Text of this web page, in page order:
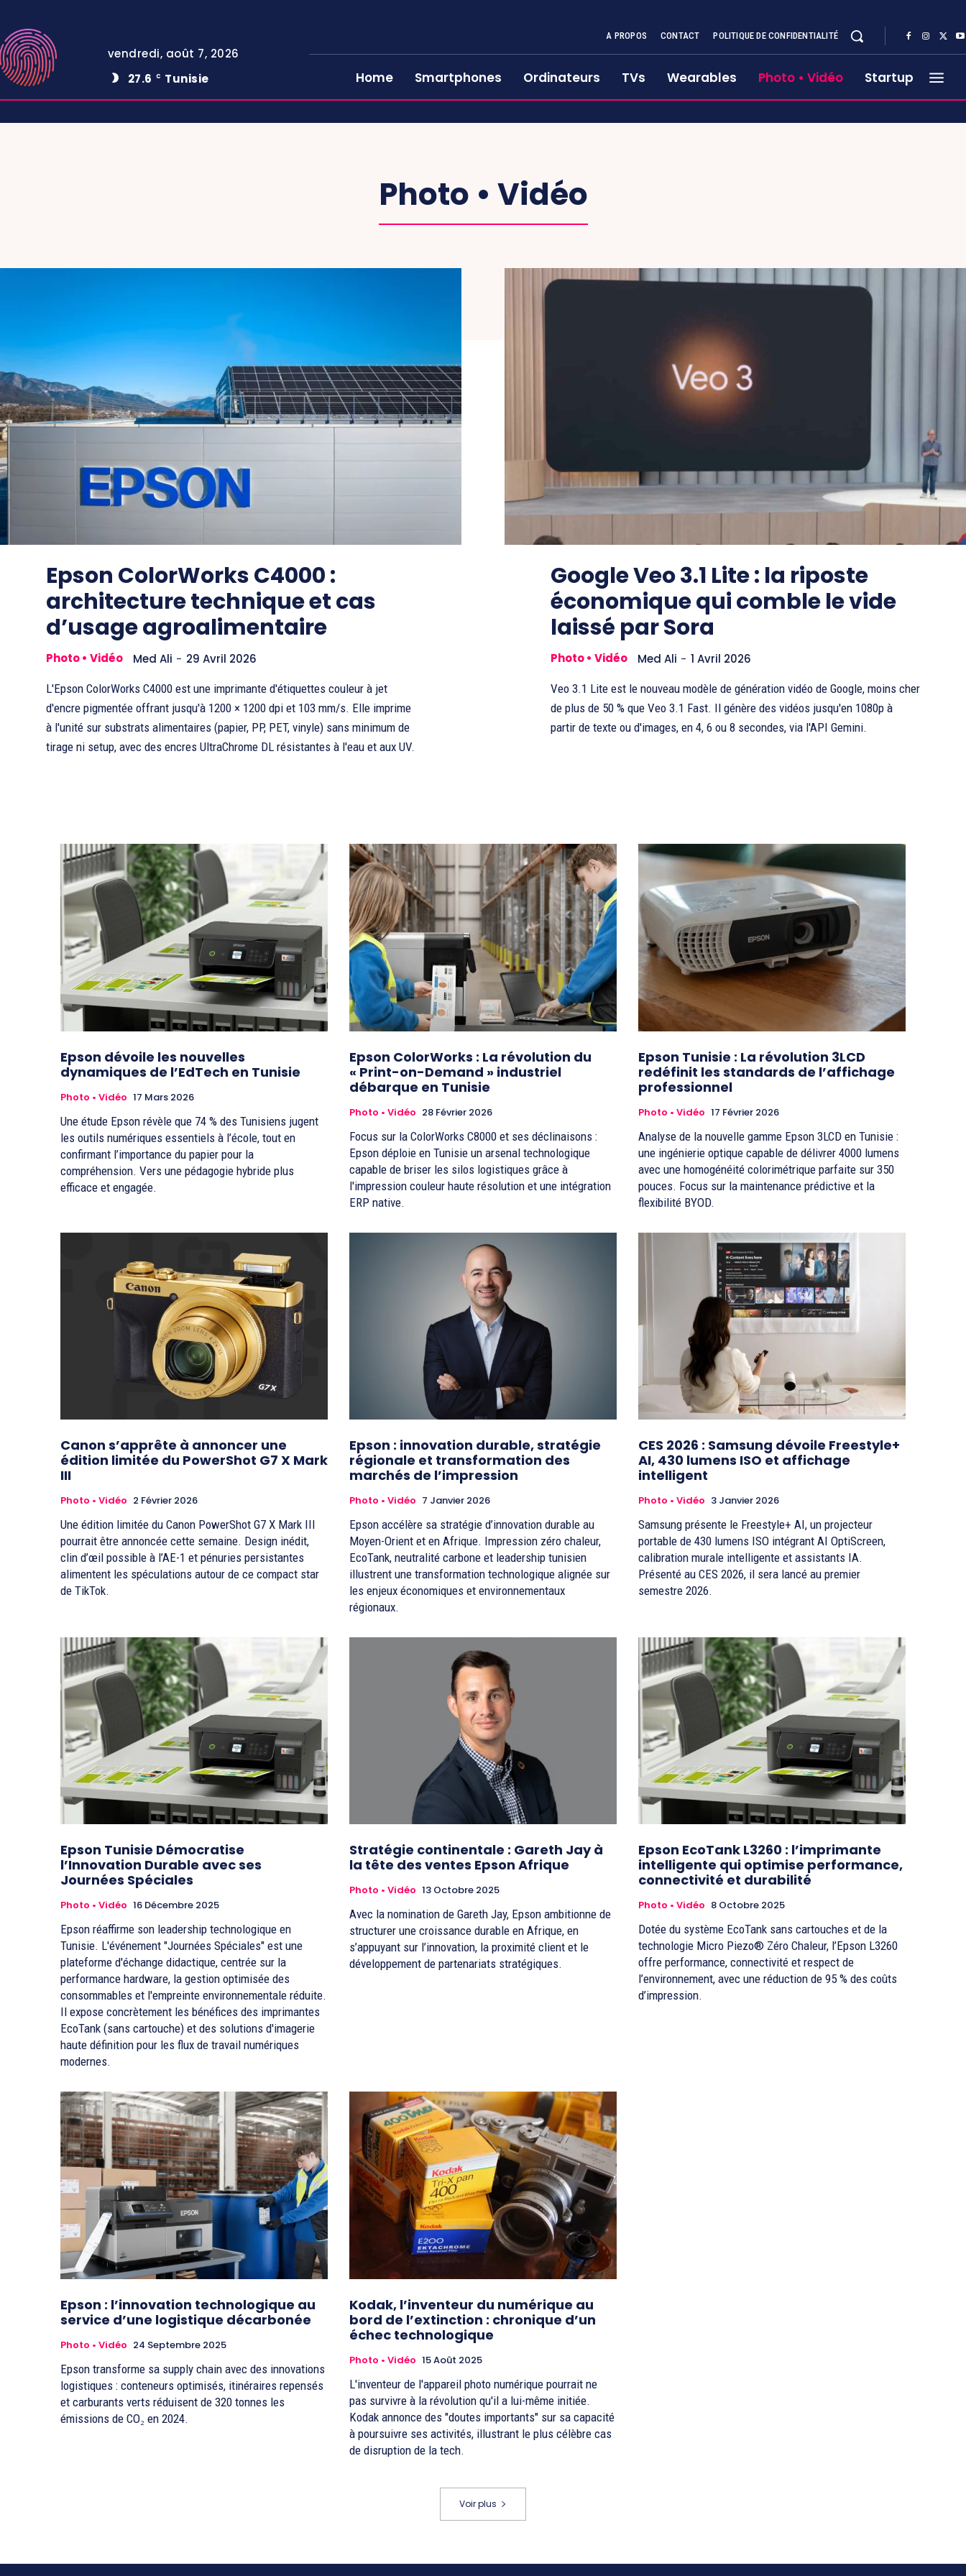
vendredi, août 7, 2026
27.6
C Tunisie
A PROPOS CONTACT POLITIQUE DE CONFIDENTIALITÉ
Home Smartphones Ordinateurs TVs Wearables Photo • Vidéo Startup
Photo • Vidéo
Epson ColorWorks C4000 :
architecture technique et cas
d’usage agroalimentaire
Photo • Vidéo Med Ali - 29 Avril 2026
L'Epson ColorWorks C4000 est une imprimante d'étiquettes couleur à jet
d'encre pigmentée offrant jusqu'à 1200 × 1200 dpi et 103 mm/s. Elle imprime
à l'unité sur substrats alimentaires (papier, PP, PET, vinyle) sans minimum de
tirage ni setup, avec des encres UltraChrome DL résistantes à l'eau et aux UV.
Google Veo 3.1 Lite : la riposte
économique qui comble le vide
laissé par Sora
Photo • Vidéo Med Ali - 1 Avril 2026
Veo 3.1 Lite est le nouveau modèle de génération vidéo de Google, moins cher
de plus de 50 % que Veo 3.1 Fast. Il génère des vidéos jusqu'en 1080p à
partir de texte ou d'images, en 4, 6 ou 8 secondes, via l'API Gemini.
Epson dévoile les nouvelles
dynamiques de l’EdTech en Tunisie
Photo • Vidéo 17 Mars 2026
Une étude Epson révèle que 74 % des Tunisiens jugent
les outils numériques essentiels à l’école, tout en
confirmant l’importance du papier pour la
compréhension. Vers une pédagogie hybride plus
efficace et engagée.
Epson ColorWorks : La révolution du
« Print-on-Demand » industriel
débarque en Tunisie
Photo • Vidéo 28 Février 2026
Focus sur la ColorWorks C8000 et ses déclinaisons :
Epson déploie en Tunisie un arsenal technologique
capable de briser les silos logistiques grâce à
l'impression couleur haute résolution et une intégration
ERP native.
Epson Tunisie : La révolution 3LCD
redéfinit les standards de l’affichage
professionnel
Photo • Vidéo 17 Février 2026
Analyse de la nouvelle gamme Epson 3LCD en Tunisie :
une ingénierie optique capable de délivrer 4000 lumens
avec une homogénéité colorimétrique parfaite sur 350
pouces. Focus sur la maintenance prédictive et la
flexibilité BYOD.
Canon s’apprête à annoncer une
édition limitée du PowerShot G7 X Mark
III
Photo • Vidéo 2 Février 2026
Une édition limitée du Canon PowerShot G7 X Mark III
pourrait être annoncée cette semaine. Design inédit,
clin d’œil possible à l’AE-1 et pénuries persistantes
alimentent les spéculations autour de ce compact star
de TikTok.
Epson : innovation durable, stratégie
régionale et transformation des
marchés de l’impression
Photo • Vidéo 7 Janvier 2026
Epson accélère sa stratégie d’innovation durable au
Moyen-Orient et en Afrique. Impression zéro chaleur,
EcoTank, neutralité carbone et leadership tunisien
illustrent une transformation technologique alignée sur
les enjeux économiques et environnementaux
régionaux.
CES 2026 : Samsung dévoile Freestyle+
AI, 430 lumens ISO et affichage
intelligent
Photo • Vidéo 3 Janvier 2026
Samsung présente le Freestyle+ AI, un projecteur
portable de 430 lumens ISO intégrant AI OptiScreen,
calibration murale intelligente et assistants IA.
Présenté au CES 2026, il sera lancé au premier
semestre 2026.
Epson Tunisie Démocratise
l’Innovation Durable avec ses
Journées Spéciales
Photo • Vidéo 16 Décembre 2025
Epson réaffirme son leadership technologique en
Tunisie. L'événement "Journées Spéciales" est une
plateforme d'échange didactique, centrée sur la
performance hardware, la gestion optimisée des
consommables et l'empreinte environnementale réduite.
Il expose concrètement les bénéfices des imprimantes
EcoTank (sans cartouche) et des solutions d'imagerie
haute définition pour les flux de travail numériques
modernes.
Stratégie continentale : Gareth Jay à
la tête des ventes Epson Afrique
Photo • Vidéo 13 Octobre 2025
Avec la nomination de Gareth Jay, Epson ambitionne de
structurer une croissance durable en Afrique, en
s’appuyant sur l’innovation, la proximité client et le
développement de partenariats stratégiques.
Epson EcoTank L3260 : l’imprimante
intelligente qui optimise performance,
connectivité et durabilité
Photo • Vidéo 8 Octobre 2025
Dotée du système EcoTank sans cartouches et de la
technologie Micro Piezo® Zéro Chaleur, l’Epson L3260
offre performance, connectivité et respect de
l’environnement, avec une réduction de 95 % des coûts
d’impression.
Epson : l’innovation technologique au
service d’une logistique décarbonée
Photo • Vidéo 24 Septembre 2025
Epson transforme sa supply chain avec des innovations
logistiques : conteneurs optimisés, itinéraires repensés
et carburants verts réduisent de 320 tonnes les
émissions de CO₂ en 2024.
Kodak, l’inventeur du numérique au
bord de l’extinction : chronique d’un
échec technologique
Photo • Vidéo 15 Août 2025
L'inventeur de l'appareil photo numérique pourrait ne
pas survivre à la révolution qu'il a lui-même initiée.
Kodak annonce des "doutes importants" sur sa capacité
à poursuivre ses activités, illustrant le plus célèbre cas
de disruption de la tech.
Voir plus